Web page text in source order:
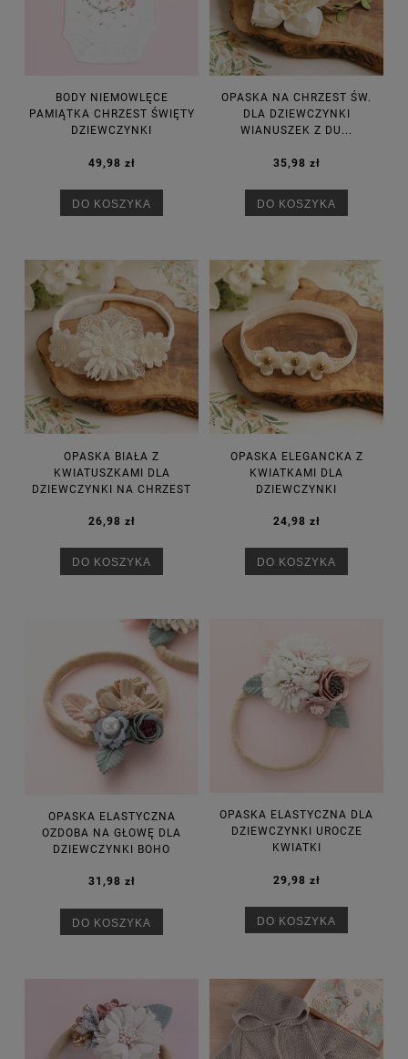
BODY NIEMOWLĘCE
PAMIĄTKA CHRZEST ŚWIĘTY
DZIEWCZYNKI
49,98 zł
DO KOSZYKA
OPASKA NA CHRZEST ŚW.
DLA DZIEWCZYNKI
WIANUSZEK Z DU...
35,98 zł
DO KOSZYKA
OPASKA BIAŁA Z
KWIATUSZKAMI DLA
DZIEWCZYNKI NA CHRZEST
26,98 zł
DO KOSZYKA
OPASKA ELEGANCKA Z
KWIATKAMI DLA
DZIEWCZYNKI
24,98 zł
DO KOSZYKA
OPASKA ELASTYCZNA
OZDOBA NA GŁOWĘ DLA
DZIEWCZYNKI BOHO
31,98 zł
DO KOSZYKA
OPASKA ELASTYCZNA DLA
DZIEWCZYNKI UROCZE
KWIATKI
29,98 zł
DO KOSZYKA